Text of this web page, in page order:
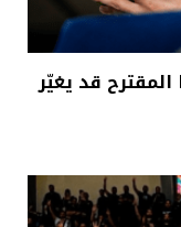
قد يغيّر